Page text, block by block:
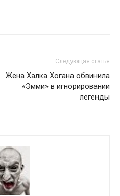
Следующая статья
Жена Халка Хогана обвинила
«Эмми» в игнорировании
легенды